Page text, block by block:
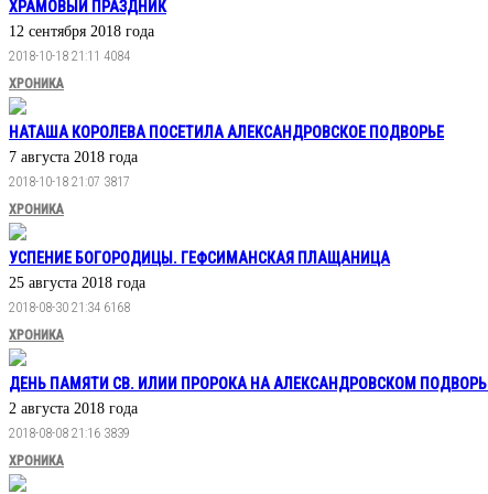
ХРАМОВЫЙ ПРАЗДНИК
12 сентября 2018 года
2018-10-18 21:11 4084
ХРОНИКА
НАТАША КОРОЛЕВА ПОСЕТИЛА АЛЕКСАНДРОВСКОЕ ПОДВОРЬЕ
7 августа 2018 года
2018-10-18 21:07 3817
ХРОНИКА
УСПЕНИЕ БОГОРОДИЦЫ. ГЕФСИМАНСКАЯ ПЛАЩАНИЦА
25 августа 2018 года
2018-08-30 21:34 6168
ХРОНИКА
ДЕНЬ ПАМЯТИ СВ. ИЛИИ ПРОРОКА НА АЛЕКСАНДРОВСКОМ
2 августа 2018 года
2018-08-08 21:16 3839
ХРОНИКА